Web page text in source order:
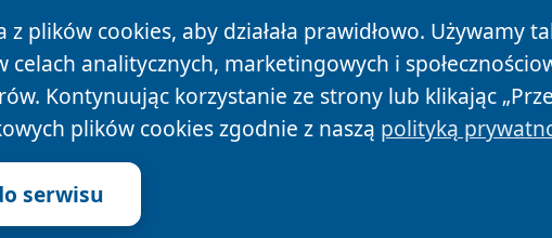
z plików cookies, aby działała prawidłowo.
celach analitycznych, marketingowych i
Kontynuując korzystanie ze strony lub klikając
plików cookies zgodnie z naszą polityką
serwisu
News Autorzy Polityka Prywatności